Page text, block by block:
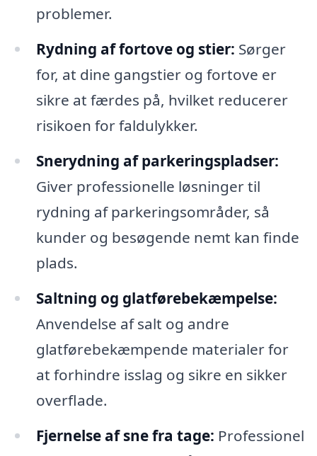
problemer.
Rydning af fortove og stier: Sørger
for, at dine gangstier og fortove er
sikre at færdes på, hvilket reducerer
risikoen for faldulykker.
Snerydning af parkeringspladser:
Giver professionelle løsninger til
rydning af parkeringsområder, så
kunder og besøgende nemt kan finde
plads.
Saltning og glatførebekæmpelse:
Anvendelse af salt og andre
glatførebekæmpende materialer for
at forhindre isslag og sikre en sikker
overflade.
Fjernelse af sne fra tage: Professionel